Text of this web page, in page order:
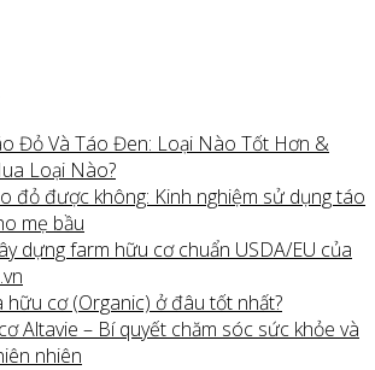
Đỏ Và Táo Đen: Loại Nào Tốt Hơn &
Loại Nào?
đỏ được không: Kinh nghiệm sử dụng táo
mẹ bầu
dựng farm hữu cơ chuẩn USDA/EU của
hữu cơ (Organic) ở đâu tốt nhất?
Altavie – Bí quyết chăm sóc sức khỏe và
nhiên